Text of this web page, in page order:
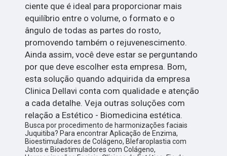
ciente que é ideal para proporcionar mais
equilíbrio entre o volume, o formato e o
ângulo de todas as partes do rosto,
promovendo também o rejuvenescimento.
Ainda assim, você deve estar se perguntando
por que deve escolher esta empresa. Bom,
esta solução quando adquirida da empresa
Clinica Dellavi conta com qualidade e atenção
a cada detalhe. Veja outras soluções com
relação a Estético - Biomedicina estética.
Busca por procedimento de harmonizações faciais
Juquitiba? Para encontrar Aplicação de Enzima,
Bioestimuladores de Colágeno, Blefaroplastia com
Jatos e Bioestimuladores com Colágeno,